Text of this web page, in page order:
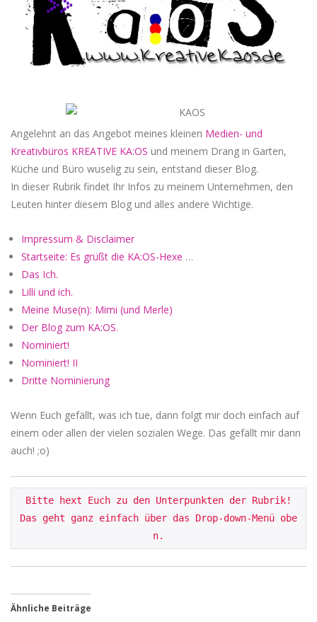
Angelehnt an das Angebot meines kleinen Medien- und
Kreativbüros KREATIVE KA:OS und meinem Drang in Garten,
Küche und Büro wuselig zu sein, entstand dieser Blog.
In dieser Rubrik findet Ihr Infos zu meinem Unternehmen, den
Leuten hinter diesem Blog und alles andere Wichtige.
Impressum & Disclaimer
Startseite: Es grüßt die KA:OS-Hexe …
Das Ich.
Lilli und ich.
Meine Muse(n): Mimi (und Merle)
Der Blog zum KA:OS.
Nominiert!
Nominiert! II
Dritte Nominierung
Wenn Euch gefällt, was ich tue, dann folgt mir doch einfach auf
einem oder allen der vielen sozialen Wege. Das gefällt mir dann
auch! ;o)
Bitte hext Euch zu den Unterpunkten der Rubrik!
Das geht ganz einfach über das Drop-down-Menü obe
n.
Ähnliche Beiträge